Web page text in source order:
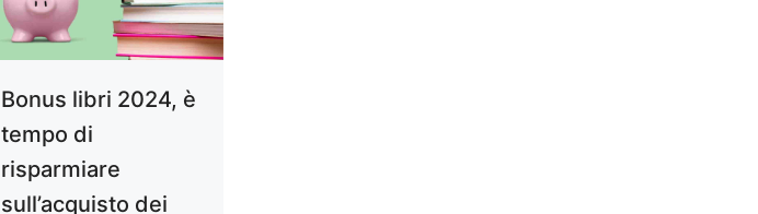
Bonus libri 2024, è
tempo di
risparmiare
sull’acquisto dei